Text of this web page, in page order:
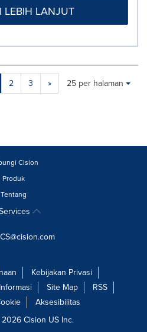
LEBIH LANJUT
2 3 » Making
will
will
update
as
each
option
is
Items per page:
25 per halaman
Cision
Produk
Tentang
Kebijakan Privasi
Site Map
RSS
Aksesibilitas
Cision US Inc.